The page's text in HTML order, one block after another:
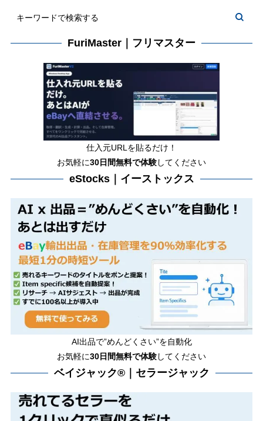
FuriMaster｜フリマスター
仕入元URLを貼るだけ！
お気軽に30日間無料で体験してください
eStocks｜イーストックス
AI出品で”めんどくさい”を自動化
お気軽に30日間無料で体験してください
ベイジャック®｜セラージャック